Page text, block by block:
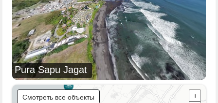
Pura Sapu Jagat
Смотреть все объекты
+